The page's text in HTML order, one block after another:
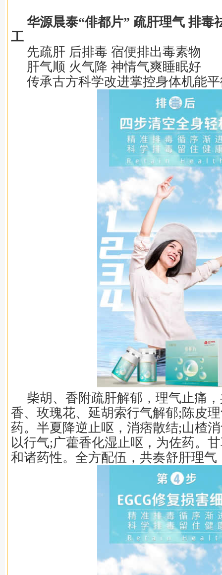
华源晨泰“俳都片” 疏肝理气 排毒
工
先疏肝 后排毒 宿便排出毒素物
肝气顺 火气降 神情气爽睡眠好
传承古方科学改进掌控身体机能
柴胡、香附疏肝解郁，理气止痛
香、玫瑰花、延胡索行气解郁;陈皮
药。半夏降逆止呕，消痞散结;山楂
以行气;广藿香化湿止呕，为佐药。
和诸药性。全方配伍，共奏舒肝理气